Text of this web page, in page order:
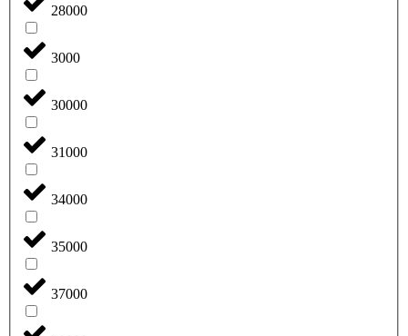
28000
3000
30000
31000
34000
35000
37000